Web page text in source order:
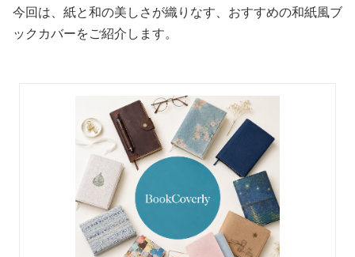
今回は、紙と和の美しさが織りなす、おすすめの和紙風ブ
ックカバーをご紹介します。